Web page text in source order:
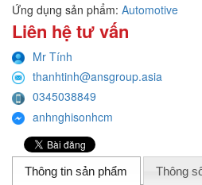
Ứng dụng sản phẩm: Automotive
Liên hệ tư vấn
Mr Tính
thanhtinh@ansgroup.asia
0345038849
anhnghisonhcm
Thông tin sản phẩm Thông